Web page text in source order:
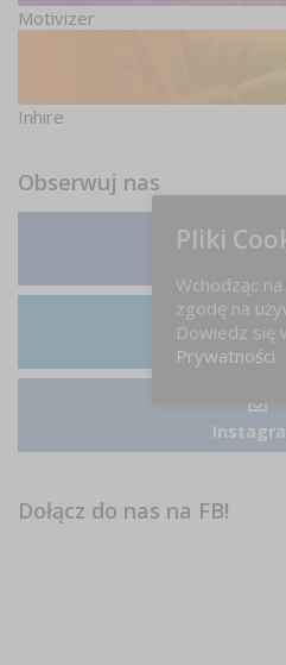
Motivizer
Inhire
Obserwuj nas
LinkedIn
Dołącz do nas na FB!
Pliki
Wchodząc
zgodę na
Dowiedz się
Prywatności